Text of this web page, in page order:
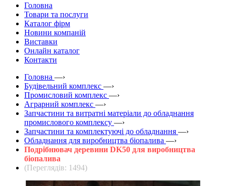
Головна
Товари та послуги
Каталог фірм
Новини компаній
Виставки
Онлайн каталог
Контакти
Головна —›
Будівельний комплекс —›
Промисловий комплекс —›
Аграрний комплекс —›
Запчастини та витратні матеріали до обладнання
промислового комплексу —›
Запчастини та комплектуючі до обладнання —›
Обладнання для виробництва біопалива —›
Подрібнювач деревини DK50 для виробництва
біопалива
(Переглядів: 1494)